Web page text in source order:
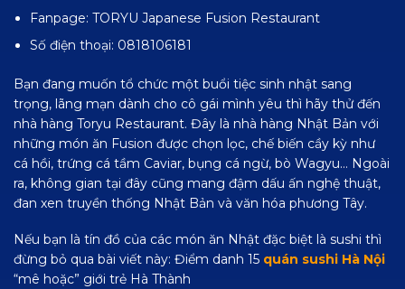
Fanpage:TORYU Japanese Fusion Restaurant
Số điện thoại: 0818106181
Bạn đang muốn tổ chức một buổi tiệc sinh nhật sang
trọng, lãng mạn dành cho cô gái mình yêu thì hãy thử đến
nhà hàng Toryu Restaurant. Đây là nhà hàng Nhật Bản với
những món ăn Fusion được chọn lọc, chế biến cầy kỳ như
cá hồi, trứng cá tầm Caviar, bụng cá ngừ, bò Wagyu… Ngoài
ra, không gian tại đây cũng mang đậm dấu ấn nghệ thuật,
đan xen truyền thống Nhật Bản và văn hóa phương Tây.
Nếu bạn là tín đồ của các món ăn Nhật đặc biệt là sushi thì
đừng bỏ qua bài viết này: Điểm danh 15 quán sushi Hà Nội
“mê hoặc” giới trẻ Hà Thành